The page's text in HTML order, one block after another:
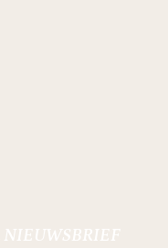
NIEUWSBRIEF